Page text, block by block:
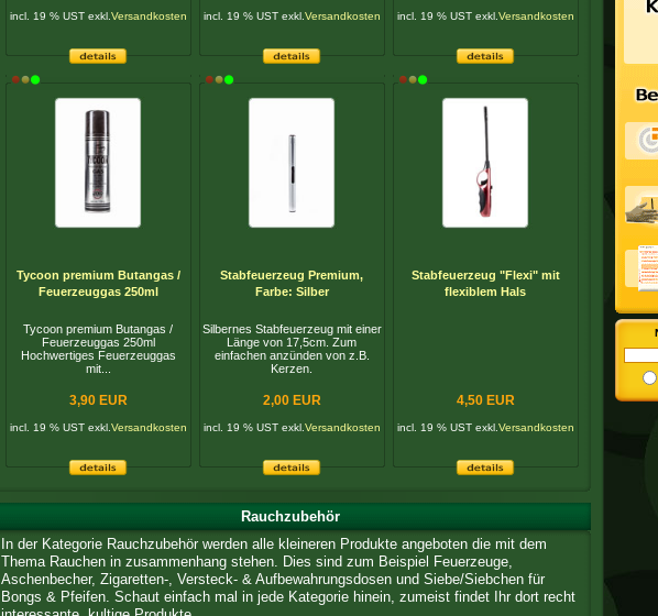
incl. 19 % UST exkl. Versandkosten incl. 19 % UST exkl. Versandkosten incl. 19 % UST exkl. Versandkosten
Tycoon premium Butangas /
Feuerzeuggas 250ml
Tycoon premium Butangas /
Feuerzeuggas 250ml
Hochwertiges Feuerzeuggas
mit...
3,90 EUR
incl. 19 % UST exkl. Versandkosten
Stabfeuerzeug Premium,
Farbe: Silber
Silbernes Stabfeuerzeug mit einer
Länge von 17,5cm. Zum
einfachen anzünden von z.B.
Kerzen.
2,00 EUR
incl. 19 % UST exkl. Versandkosten
Stabfeuerzeug "Flexi" mit
flexiblem Hals
4,50 EUR
incl. 19 % UST exkl. Versandkosten
Rauchzubehör
In der Kategorie Rauchzubehör werden alle kleineren Produkte angeboten die mit dem
Thema Rauchen in zusammenhang stehen. Dies sind zum Beispiel Feuerzeuge,
Aschenbecher, Zigaretten-, Versteck- & Aufbewahrungsdosen und Siebe/Siebchen für
Bongs & Pfeifen. Schaut einfach mal in jede Kategorie hinein, zumeist findet Ihr dort recht